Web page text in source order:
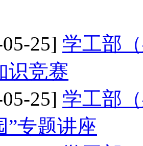
25] 学工部
识竞赛
25] 学工部
”专题讲座